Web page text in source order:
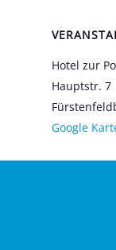
Hotel zur
Haupt­str. 7
Goog­le